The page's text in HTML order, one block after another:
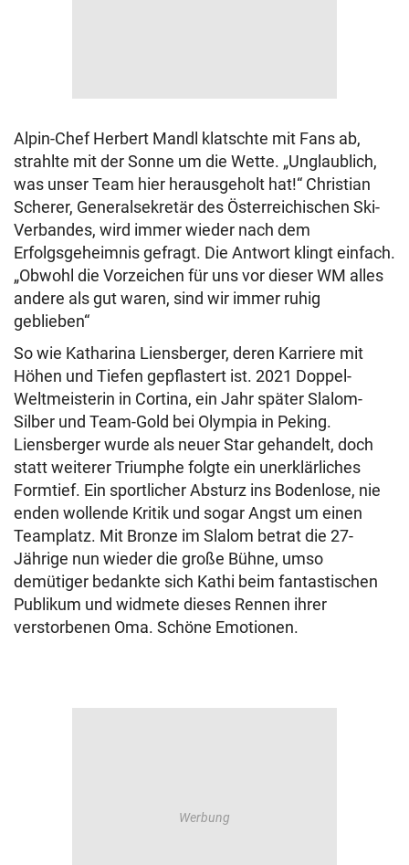
Alpin-Chef Herbert Mandl klatschte mit Fans ab,
strahlte mit der Sonne um die Wette. „Unglaublich,
was unser Team hier herausgeholt hat!“ Christian
Scherer, Generalsekretär des Österreichischen Ski-
Verbandes, wird immer wieder nach dem
Erfolgsgeheimnis gefragt. Die Antwort klingt einfach.
„Obwohl die Vorzeichen für uns vor dieser WM alles
andere als gut waren, sind wir immer ruhig
geblieben“
So wie Katharina Liensberger, deren Karriere mit
Höhen und Tiefen gepflastert ist. 2021 Doppel-
Weltmeisterin in Cortina, ein Jahr später Slalom-
Silber und Team-Gold bei Olympia in Peking.
Liensberger wurde als neuer Star gehandelt, doch
statt weiterer Triumphe folgte ein unerklärliches
Formtief. Ein sportlicher Absturz ins Bodenlose, nie
enden wollende Kritik und sogar Angst um einen
Teamplatz. Mit Bronze im Slalom betrat die 27-
Jährige nun wieder die große Bühne, umso
demütiger bedankte sich Kathi beim fantastischen
Publikum und widmete dieses Rennen ihrer
verstorbenen Oma. Schöne Emotionen.